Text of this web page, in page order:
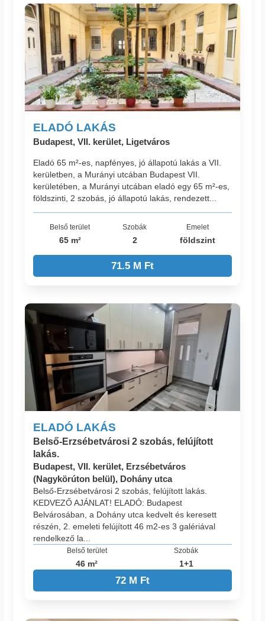
ELADÓ LAKÁS
Budapest, VII. kerület, Ligetváros
Eladó 65 m²-es, napfényes, jó állapotú lakás a VII.
kerületben, a Murányi utcában Budapest VII.
kerületében, a Murányi utcában eladó egy 65 m²-es,
földszinti, 2 szobás, jó állapotú lakás, rendezett...
Belső terület
65 m²
Szobák
2
Emelet
földszint
71.5 M Ft
ELADÓ LAKÁS
Belső-Erzsébetvárosi 2 szobás, felújított
lakás.
Budapest, VII. kerület, Erzsébetváros
(Nagykörúton belül), Dohány utca
Belső-Erzsébetvárosi 2 szobás, felújított lakás.
KEDVEZŐ AJÁNLAT! ELADÓ: Budapest
Belvárosában, a Dohány utca kedvelt és keresett
részén, 2. emeleti felújított 46 m2-es 3 galériával
rendelkező la...
Belső terület
46 m²
Szobák
1+1
72 M Ft